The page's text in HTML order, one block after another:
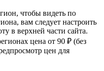
чтобы видеть по
вам следует настроить
в верхней части сайта.
цена от 90 ₽ (без
цен для